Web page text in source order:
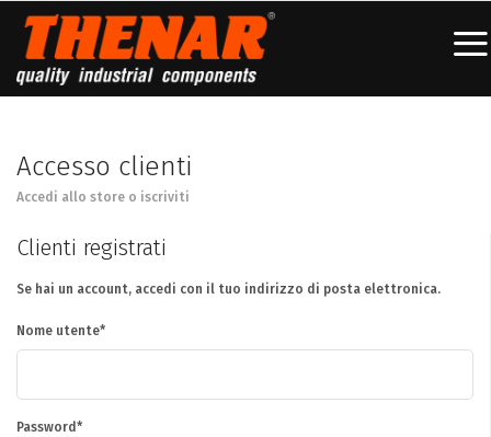
Accesso clienti
Accedi allo store o iscriviti
Clienti registrati
Se hai un account, accedi con il tuo indirizzo di posta elettronica.
Nome utente
Password